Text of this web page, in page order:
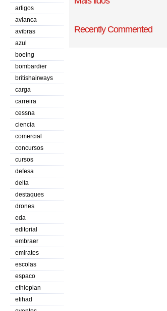
artigos
avianca
avibras
azul
boeing
bombardier
britishairways
carga
carreira
cessna
ciencia
comercial
concursos
cursos
defesa
delta
destaques
drones
eda
editorial
embraer
emirates
escolas
espaco
ethiopian
etihad
Recently Commented